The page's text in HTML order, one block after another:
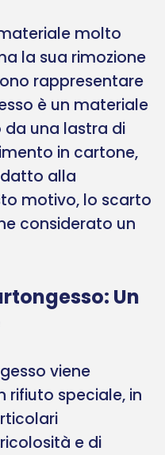
molto
la sua rimozione
rappresentare
è un materiale
una lastra di
in cartone,
alla
motivo, lo scarto
considerato un
Un
viene
rifiuto speciale, in
e di